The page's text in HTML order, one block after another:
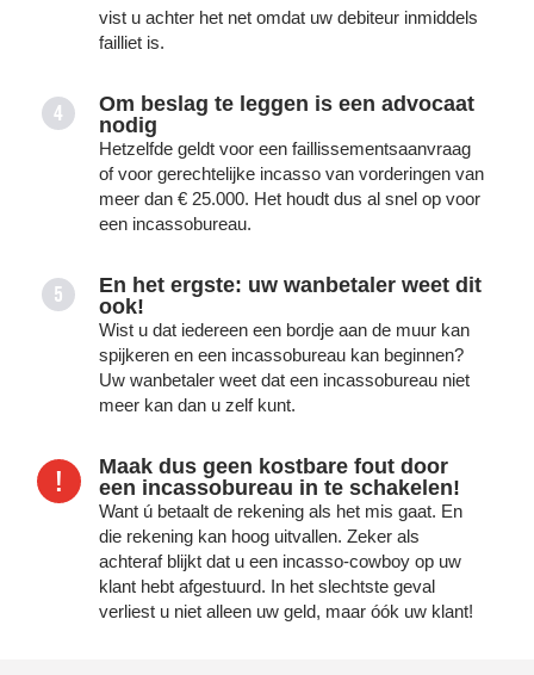
vist u achter het net omdat uw debiteur inmiddels
failliet is.
4
Om beslag te leggen is een advocaat
nodig
Hetzelfde geldt voor een faillissementsaanvraag
of voor gerechtelijke incasso van vorderingen van
meer dan € 25.000. Het houdt dus al snel op voor
een incassobureau.
5
En het ergste: uw wanbetaler weet dit
ook!
Wist u dat iedereen een bordje aan de muur kan
spijkeren en een incassobureau kan beginnen?
Uw wanbetaler weet dat een incassobureau niet
meer kan dan u zelf kunt.
Maak dus geen kostbare fout door
een incassobureau in te schakelen!
Want ú betaalt de rekening als het mis gaat. En
die rekening kan hoog uitvallen. Zeker als
achteraf blijkt dat u een incasso-cowboy op uw
klant hebt afgestuurd. In het slechtste geval
verliest u niet alleen uw geld, maar óók uw klant!